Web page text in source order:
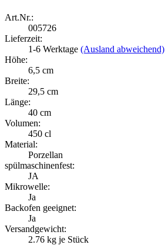
Art.Nr.:
005726
Lieferzeit:
1-6 Werktage (Ausland abweichend)
Höhe:
6,5 cm
Breite:
29,5 cm
Länge:
40 cm
Volumen:
450 cl
Material:
Porzellan
spülmaschinenfest:
JA
Mikrowelle:
Ja
Backofen geeignet:
Ja
Versandgewicht:
2.76 kg je Stück